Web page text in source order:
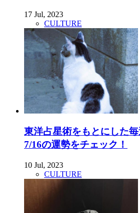
17 Jul, 2023
CULTURE
東洋占星術をもとにした
7/16の運勢をチェック！
10 Jul, 2023
CULTURE